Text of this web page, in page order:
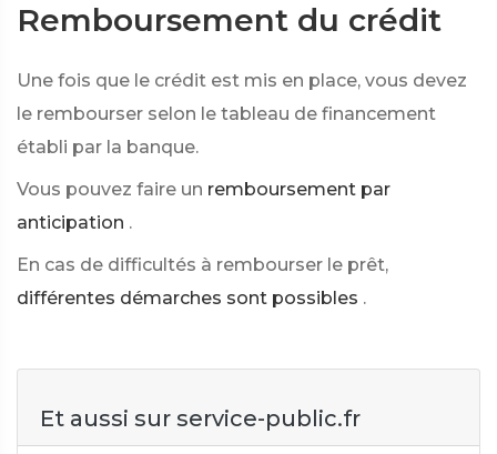
Remboursement du crédit
Une fois que le crédit est mis en place, vous devez
le rembourser selon le tableau de financement
établi par la banque.
Vous pouvez faire un remboursement par
anticipation .
En cas de difficultés à rembourser le prêt,
différentes démarches sont possibles .
Et aussi sur service-public.fr